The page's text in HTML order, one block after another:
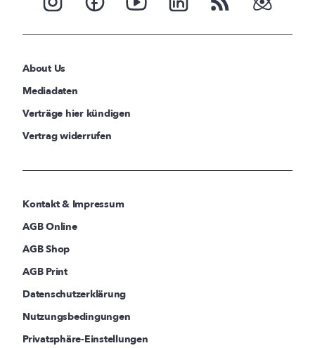
About Us
Mediadaten
Verträge hier kündigen
Vertrag widerrufen
Kontakt & Impressum
AGB Online
AGB Shop
AGB Print
Datenschutzerklärung
Nutzungsbedingungen
Privatsphäre-Einstellungen